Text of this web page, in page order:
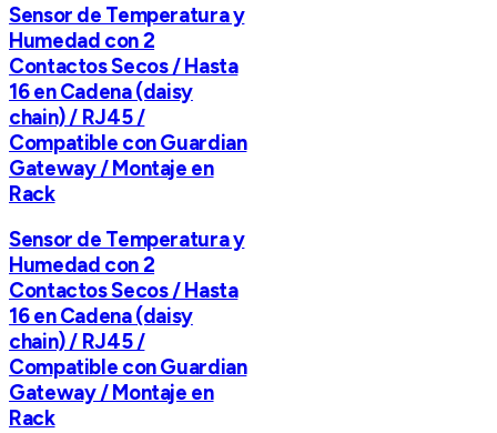
Sensor de Temperatura y
Humedad con 2
Contactos Secos / Hasta
16 en Cadena (daisy
chain) / RJ45 /
Compatible con Guardian
Gateway / Montaje en
Rack
Sensor de Temperatura y
Humedad con 2
Contactos Secos / Hasta
16 en Cadena (daisy
chain) / RJ45 /
Compatible con Guardian
Gateway / Montaje en
Rack